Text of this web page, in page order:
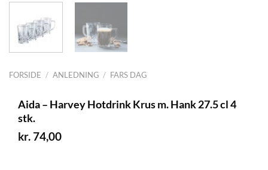
FORSIDE / ANLEDNING / FARS DAG
Aida – Harvey Hotdrink Krus m. Hank 27.5 cl 4
stk.
kr. 74,00